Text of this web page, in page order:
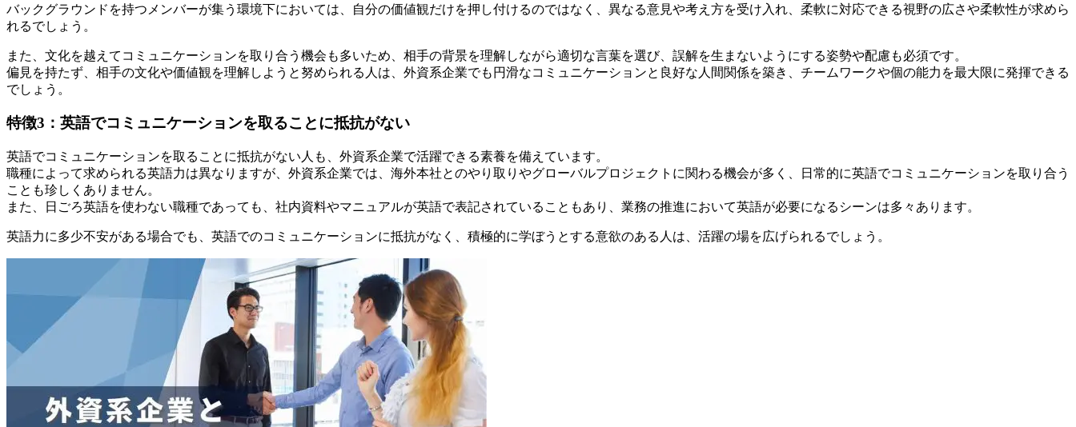
バックグラウンドを持つメンバーが集う環境下においては、自分の価値観だけを押し付けるのではなく、異なる意見や考え方を受け入れ、柔軟に対応できる視野の広さや柔軟性が求めら
れるでしょう。
また、文化を越えてコミュニケーションを取り合う機会も多いため、相手の背景を理解しながら適切な言葉を選び、誤解を生まないようにする姿勢や配慮も必須です。
偏見を持たず、相手の文化や価値観を理解しようと努められる人は、外資系企業でも円滑なコミュニケーションと良好な人間関係を築き、チームワークや個の能力を最大限に発揮できる
でしょう。
特徴3：英語でコミュニケーションを取ることに抵抗がない
英語でコミュニケーションを取ることに抵抗がない人も、外資系企業で活躍できる素養を備えています。
職種によって求められる英語力は異なりますが、外資系企業では、海外本社とのやり取りやグローバルプロジェクトに関わる機会が多く、日常的に英語でコミュニケーションを取り合う
ことも珍しくありません。
また、日ごろ英語を使わない職種であっても、社内資料やマニュアルが英語で表記されていることもあり、業務の推進において英語が必要になるシーンは多々あります。
英語力に多少不安がある場合でも、英語でのコミュニケーションに抵抗がなく、積極的に学ぼうとする意欲のある人は、活躍の場を広げられるでしょう。